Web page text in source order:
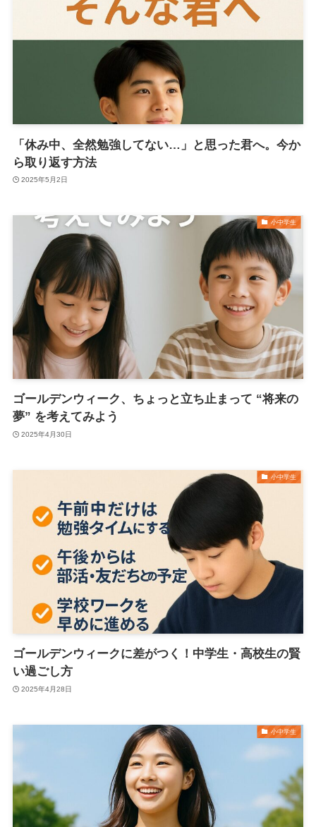
「休み中、全然勉強してない…」と思った君へ。今か
ら取り返す方法
2025年5月2日
小中学生
ゴールデンウィーク、ちょっと立ち止まって “将来の
夢” を考えてみよう
2025年4月30日
小中学生
ゴールデンウィークに差がつく！中学生・高校生の賢
い過ごし方
2025年4月28日
小中学生